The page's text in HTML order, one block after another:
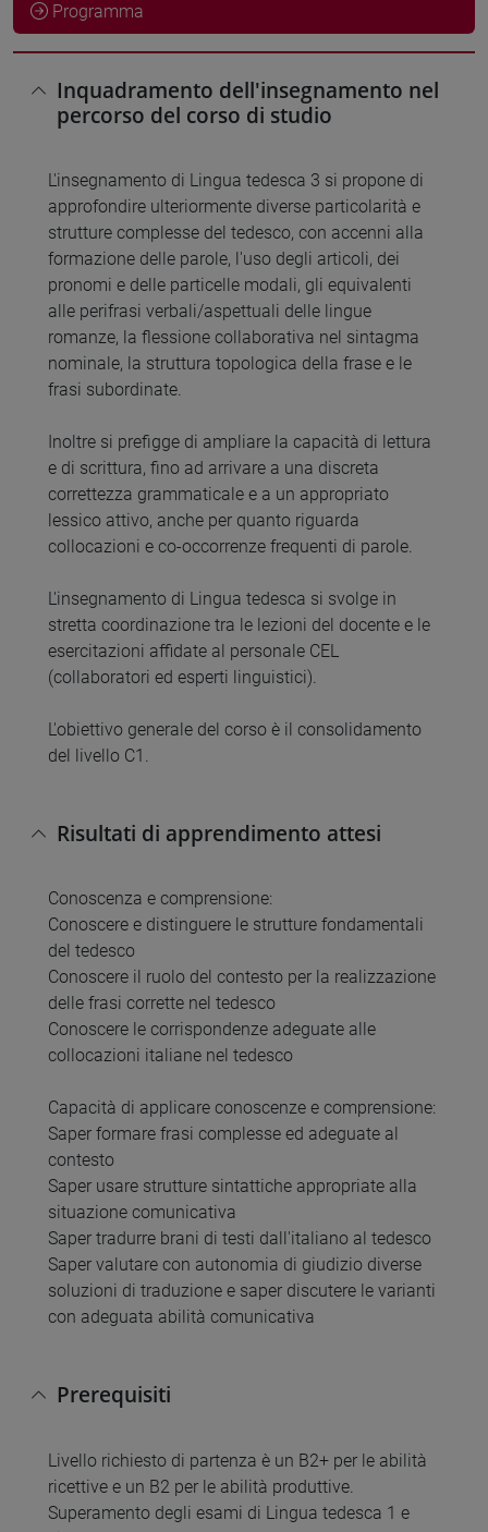
Programma
Inquadramento dell'insegnamento nel
percorso del corso di studio
L'insegnamento di Lingua tedesca 3 si propone di
approfondire ulteriormente diverse particolarità e
strutture complesse del tedesco, con accenni alla
formazione delle parole, l'uso degli articoli, dei
pronomi e delle particelle modali, gli equivalenti
alle perifrasi verbali/aspettuali delle lingue
romanze, la flessione collaborativa nel sintagma
nominale, la struttura topologica della frase e le
frasi subordinate.
Inoltre si prefigge di ampliare la capacità di lettura
e di scrittura, fino ad arrivare a una discreta
correttezza grammaticale e a un appropriato
lessico attivo, anche per quanto riguarda
collocazioni e co-occorrenze frequenti di parole.
L'insegnamento di Lingua tedesca si svolge in
stretta coordinazione tra le lezioni del docente e le
esercitazioni affidate al personale CEL
(collaboratori ed esperti linguistici).
L'obiettivo generale del corso è il consolidamento
del livello C1.
Risultati di apprendimento attesi
Conoscenza e comprensione:
Conoscere e distinguere le strutture fondamentali
del tedesco
Conoscere il ruolo del contesto per la realizzazione
delle frasi corrette nel tedesco
Conoscere le corrispondenze adeguate alle
collocazioni italiane nel tedesco
Capacità di applicare conoscenze e comprensione:
Saper formare frasi complesse ed adeguate al
contesto
Saper usare strutture sintattiche appropriate alla
situazione comunicativa
Saper tradurre brani di testi dall'italiano al tedesco
Saper valutare con autonomia di giudizio diverse
soluzioni di traduzione e saper discutere le varianti
con adeguata abilità comunicativa
Prerequisiti
Livello richiesto di partenza è un B2+ per le abilità
ricettive e un B2 per le abilità produttive.
Superamento degli esami di Lingua tedesca 1 e